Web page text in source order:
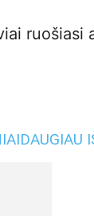
ruošiasi
DAUGIAU